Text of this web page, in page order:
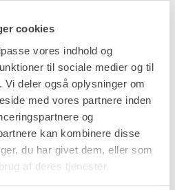
cookies
vores indhold og
til sociale medier og til
deler også oplysninger om
med vores partnere inden
og
kan kombinere disse
du har givet dem, eller som
af deres tjenester.
– 15 KG [230V]